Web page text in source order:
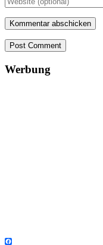
Post Comment
Werbung